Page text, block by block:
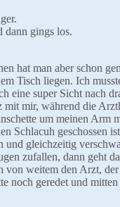
dann gings los.
hat man aber schon
Tisch liegen. Ich
eine super Sicht nach
mir, während die
um meinen Arm
Schlacuh geschossen
und gleichzeitig
zufallen, dann geht
von weitem den Arzt,
noch geredet und